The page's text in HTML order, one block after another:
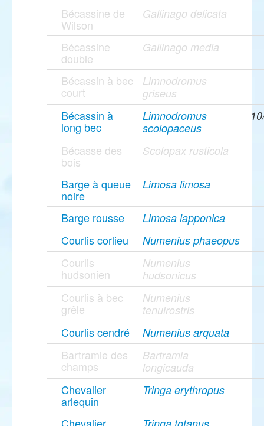
Bécassine de
Wilson
Gallinago delicata
Bécassine
double
Gallinago media
Bécassin à bec
court
Limnodromus
griseus
Bécassin à
long bec
Limnodromus
scolopaceus
Bécasse des
bois
Scolopax rusticola
Barge à queue
noire
Limosa limosa
Barge rousse Limosa lapponica
Courlis corlieu Numenius phaeopus
Courlis
hudsonien
Numenius
hudsonicus
Courlis à bec
grêle
Numenius
tenuirostris
Courlis cendré Numenius arquata
Bartramie des
champs
Bartramia
longicauda
Chevalier
arlequin
Tringa erythropus